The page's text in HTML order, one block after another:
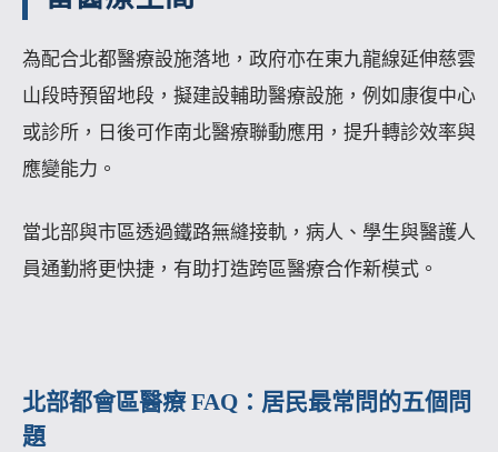
為配合北都醫療設施落地，政府亦在東九龍線延伸慈雲
山段時預留地段，擬建設輔助醫療設施，例如康復中心
或診所，日後可作南北醫療聯動應用，提升轉診效率與
應變能力。
當北部與市區透過鐵路無縫接軌，病人、學生與醫護人
員通勤將更快捷，有助打造跨區醫療合作新模式。
北部都會區醫療 FAQ：居民最常問的五個問
題